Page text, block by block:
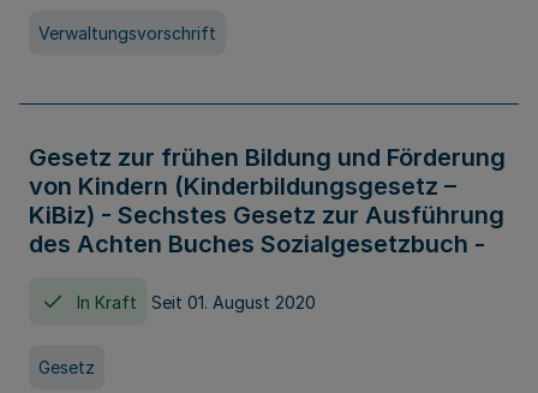
Verwaltungsvorschrift
Gesetz zur frühen Bildung und Förderung
von Kindern (Kinderbildungsgesetz –
KiBiz) - Sechstes Gesetz zur Ausführung
des Achten Buches Sozialgesetzbuch -
In Kraft Seit 01. August 2020
Gesetz